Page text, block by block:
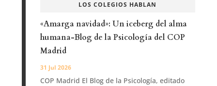
LOS COLEGIOS HABLAN
«Amarga navidad»: Un iceberg del alma
humana-Blog de la Psicología del COP
Madrid
31 Jul 2026
COP Madrid El Blog de la Psicología, editado